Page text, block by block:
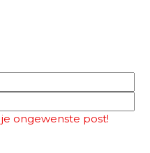
ongewenste post!